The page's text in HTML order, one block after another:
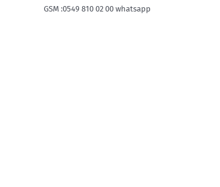
GSM :0549 810 02 00 whatsapp